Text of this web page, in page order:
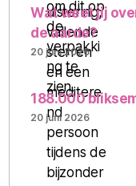
Wat weet jij
de aarde?
20 juni 2026
188.000
20 juni 2026